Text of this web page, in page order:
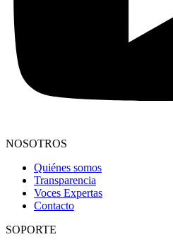
NOSOTROS
Quiénes somos
Transparencia
Voces Expertas
Contacto
SOPORTE